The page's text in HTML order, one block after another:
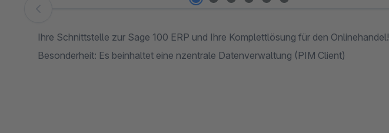
Skip image gallery
Ihre Schnittstelle zur Sage 100 ERP und Ihre Komplettlösung für den Onlinehandel!
Besonderheit: Es beinhaltet eine nzentrale Datenverwaltung (PIM Client)